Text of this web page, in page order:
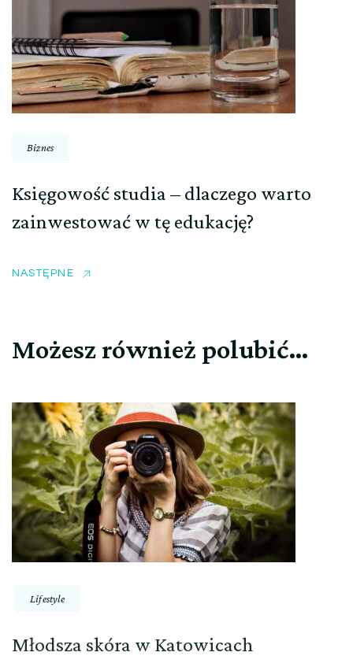
Biznes
Księgowość studia – dlaczego warto
zainwestować w tę edukację?
NASTĘPNE
Możesz również polubić…
Lifestyle
Młodsza skóra w Katowicach